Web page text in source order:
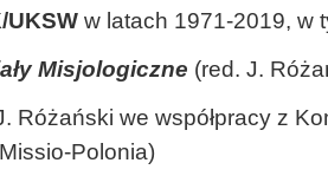
UKSW w latach 1971-2019, w
Misjologiczne (red. J.
Różański we współpracy z
Polonia)